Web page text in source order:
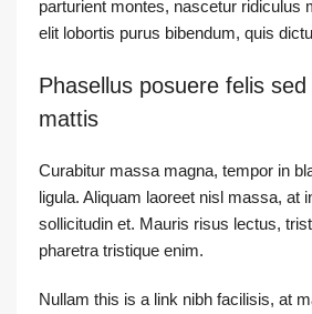
parturient montes, nascetur ridiculus
elit lobortis purus bibendum, quis
Phasellus posuere felis
mattis
Curabitur massa magna, tempor in
ligula. Aliquam laoreet nisl massa, at
sollicitudin et. Mauris risus lectus,
pharetra tristique enim.
Nullam this is a link nibh facilisis, at